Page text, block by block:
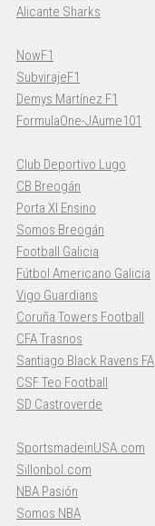
Alicante Sharks
NowF1
SubvirajeF1
Demys Martínez F1
FormulaOne-JAume101
Club Deportivo Lugo
CB Breogán
Porta XI Ensino
Somos Breogán
Football Galicia
Fútbol Americano Galicia
Vigo Guardians
Coruña Towers Football
CFA Trasnos
Santiago Black Ravens FA
CSF Teo Football
SD Castroverde
SportsmadeinUSA.com
Sillonbol.com
NBA Pasión
Somos NBA